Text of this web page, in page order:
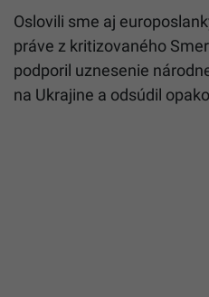
Oslovili sme aj
práve z kritizovaného
podporil uznesenie
na Ukrajine a odsúdil